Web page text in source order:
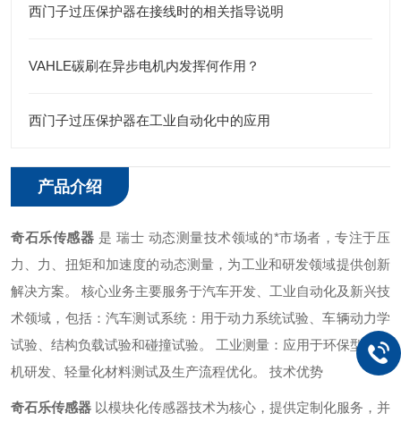
西门子过压保护器在接线时的相关指导说明
VAHLE碳刷在异步电机内发挥何作用？
西门子过压保护器在工业自动化中的应用
产品介绍
奇石乐传感器 是 瑞士 动态测量技术领域的*市场者，专注于压
力、力、扭矩和加速度的动态测量，为工业和研发领域提供创新
解决方案。 ‌核心业务主要服务于汽车开发、工业自动化及新兴技
术领域，包括：‌汽车测试系统‌：用于动力系统试验、车辆动力学
试验、结构负载试验和碰撞试验。 ‌‌工业测量‌：应用于环保型内燃
机研发、轻量化材料测试及生产流程优化。 ‌技术优势
奇石乐传感器 以模块化传感器技术为核心，提供定制化服务，并